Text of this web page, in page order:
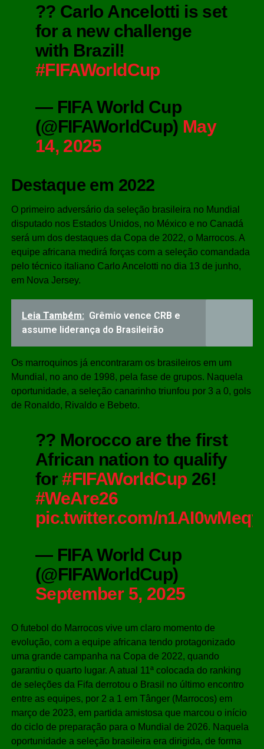
?? Carlo Ancelotti is set
for a new challenge
with Brazil!
#FIFAWorldCup
— FIFA World Cup
(@FIFAWorldCup) May
14, 2025
Destaque em 2022
O primeiro adversário da seleção brasileira no Mundial
disputado nos Estados Unidos, no México e no Canadá
será um dos destaques da Copa de 2022, o Marrocos. A
equipe africana medirá forças com a seleção comandada
pelo técnico italiano Carlo Ancelotti no dia 13 de junho,
em Nova Jersey.
Leia Também: Grêmio vence CRB e
assume liderança do Brasileirão
Os marroquinos já encontraram os brasileiros em um
Mundial, no ano de 1998, pela fase de grupos. Naquela
oportunidade, a seleção canarinho triunfou por 3 a 0, gols
de Ronaldo, Rivaldo e Bebeto.
?? Morocco are the first
African nation to qualify
for#FIFAWorldCup 26!
#WeAre26
pic.twitter.com/n1AI0wMeqy
— FIFA World Cup
(@FIFAWorldCup)
September 5, 2025
O futebol do Marrocos vive um claro momento de
evolução, com a equipe africana tendo protagonizado
uma grande campanha na Copa de 2022, quando
garantiu o quarto lugar. A atual 11ª colocada do ranking
de seleções da Fifa derrotou o Brasil no último encontro
entre as equipes, por 2 a 1 em Tânger (Marrocos) em
março de 2023, em partida amistosa que marcou o início
do ciclo de preparação para o Mundial de 2026. Naquela
oportunidade a seleção brasileira era dirigida, de forma